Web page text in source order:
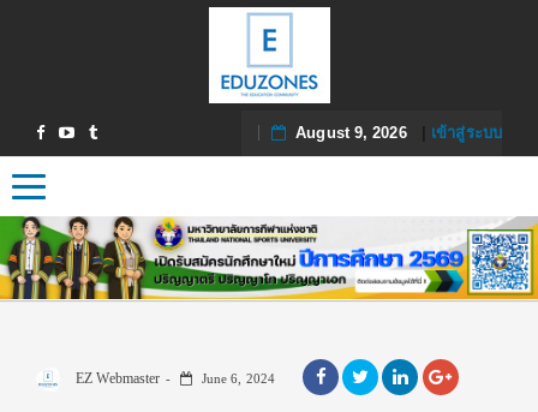
August 9, 2026| เข้าสู่ระบบ
Toggle navigation
EZ Webmaster June 6, 2024